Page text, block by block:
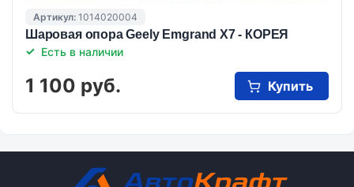
Артикул: 1014020004
Шаровая опора Geely Emgrand X7 - КОРЕЯ
Есть в наличии
1 100 руб. Купить